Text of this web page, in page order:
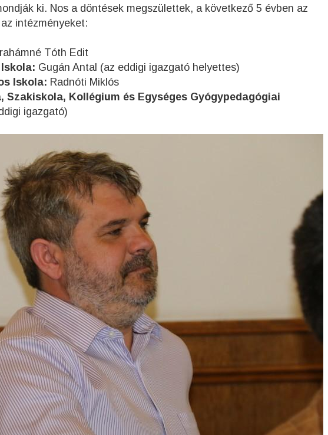
ki. Nos a döntések megszülettek, a következő 5 évben az
intézményeket:
Tóth Edit
Gugán Antal (az eddigi igazgató helyettes)
Iskola: Radnóti Miklós
Szakiskola, Kollégium és Egységes Gyógypedagógiai
igazgató)